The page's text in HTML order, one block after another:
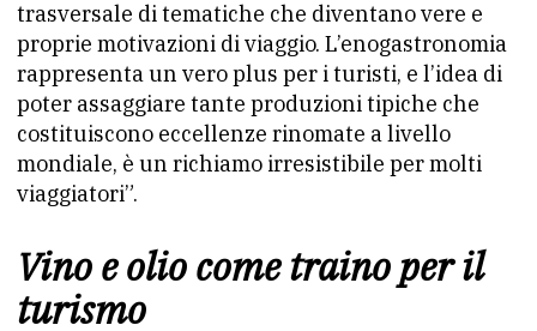
trasversale di tematiche che diventano vere e
proprie motivazioni di viaggio. L’enogastronomia
rappresenta un vero plus per i turisti, e l’idea di
poter assaggiare tante produzioni tipiche che
costituiscono eccellenze rinomate a livello
mondiale, è un richiamo irresistibile per molti
viaggiatori”.
Vino e olio come traino per il
turismo